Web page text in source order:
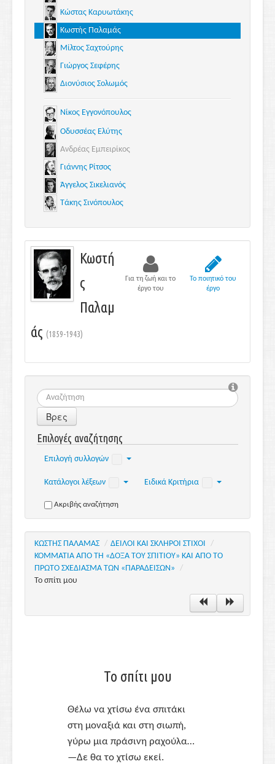
Κώστας Καρυωτάκης
Κωστής Παλαμάς
Μίλτος Σαχτούρης
Γιώργος Σεφέρης
Διονύσιος Σολωμός
Νίκος Εγγονόπουλος
Οδυσσέας Ελύτης
Ανδρέας Εμπειρίκος
Γιάννης Ρίτσος
Άγγελος Σικελιανός
Τάκης Σινόπουλος
Για τη ζωή και το
έργο του
Το ποιητικό του
έργο
Κωστή
ς
Παλαμ
άς (1859-1943)
Βρες
Επιλογές αναζήτησης
Επιλογή συλλογών
Κατάλογοι λέξεων Ειδικά Κριτήρια
Ακριβής αναζήτηση
ΚΩΣΤΗΣ ΠΑΛΑΜΑΣ / ΔΕΙΛΟΙ ΚΑΙ ΣΚΛΗΡΟΙ ΣΤΙΧΟΙ /
ΚΟΜΜΑΤΙΑ ΑΠΟ ΤΗ «ΔΟΞΑ ΤΟΥ ΣΠΙΤΙΟΥ» ΚΑΙ ΑΠΟ ΤΟ
ΠΡΩΤΟ ΣΧΕΔΙΑΣΜΑ ΤΩΝ «ΠΑΡΑΔΕΙΣΩΝ» /
Το σπίτι μου
Το σπίτι μου
Θέλω να χτίσω ένα σπιτάκι
στη μοναξιά και στη σιωπή,
γύρω μια πράσινη ραχούλα…
—Δε θα το χτίσω εκεί.